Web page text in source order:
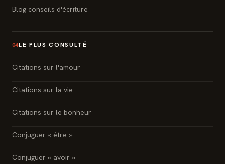
Blog conseils d'écriture
04LE PLUS CONSULTÉ
Citations sur l'amour
Citations sur la vie
Citations sur le bonheur
Conjuguer « être »
Conjuguer « avoir »